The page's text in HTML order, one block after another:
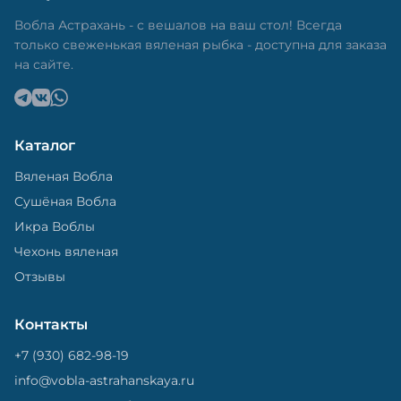
теряла влагу. Вяленая вобла — это не просто
вкусная еда, но и пример того, как можно сочетать
старые рецепты и современные технологии. Её
можно есть с напитками, и это будет очень вкусно.
Вобла Астрахань - с вешалов на ваш стол! Всегда
только свеженькая вяленая рыбка - доступна для заказа
на сайте.
Каталог
Вяленая Вобла
Сушёная Вобла
Икра Воблы
Чехонь вяленая
Отзывы
Контакты
+7 (930) 682-98-19
info@vobla-astrahanskaya.ru